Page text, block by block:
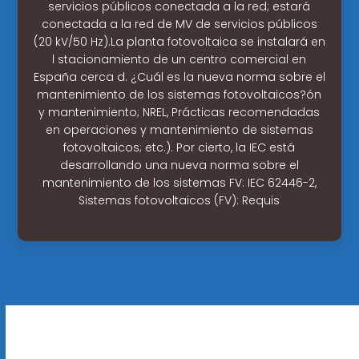
servicios públicos conectada a la red; estará
conectada a la red de MV de servicios públicos
(20 kV/50 Hz).La planta fotovoltaica se instalará en
l stacionamiento de un centro comercial en
España cerca d. ¿Cuál es la nueva norma sobre el
mantenimiento de los sistemas fotovoltaicos?ón
y mantenimiento; NREL, Prácticas recomendadas
en operaciones y mantenimiento de sistemas
fotovoltaicos; etc.). Por cierto, la IEC está
desarrollando una nueva norma sobre el
mantenimiento de los sistemas FV: IEC 62446-2,
Sistemas fotovoltaicos (FV): Requis